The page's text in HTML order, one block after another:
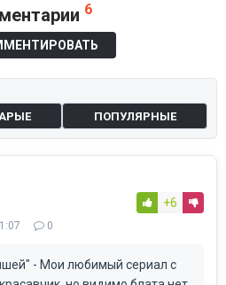
6
ПОПУЛЯРНЫЕ
0
+6
- Мои любимый сериал с